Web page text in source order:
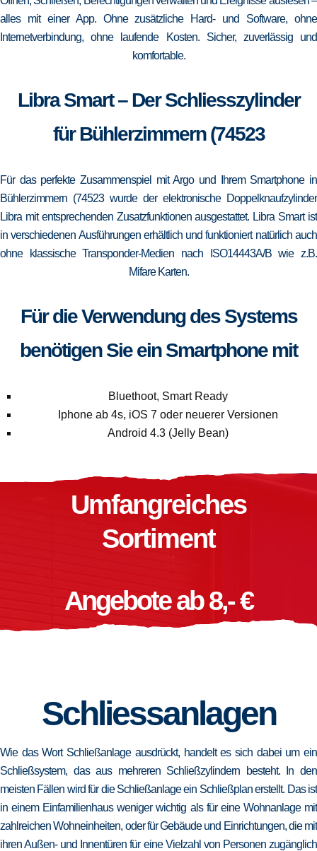
alles mit einer App. Ohne zusätzliche Hard- und Software, ohne
Internetverbindung, ohne laufende Kosten. Sicher, zuverlässig und
komfortable.
Libra Smart – Der Schliesszylinder
für Bühlerzimmern (74523
Für das perfekte Zusammenspiel mit Argo und Ihrem Smartphone in
Bühlerzimmern (74523 wurde der elektronische Doppelknaufzylinder
Libra mit entsprechenden Zusatzfunktionen ausgestattet. Libra Smart ist
in verschiedenen Ausführungen erhältlich und funktioniert natürlich auch
ohne klassische Transponder-Medien nach ISO14443A/B wie z.B.
Mifare Karten.
Für die Verwendung des Systems
benötigen Sie ein Smartphone mit
Bluethoot, Smart Ready
Iphone ab 4s, iOS 7 oder neuerer Versionen
Android 4.3 (Jelly Bean)
Umfangreiches
Sortiment
Angebote ab 8,- €
Schliessanlagen
Wie das Wort Schließanlage ausdrückt, handelt es sich dabei um ein
Schließsystem, das aus mehreren Schließzylindern besteht. In den
meisten Fällen wird für die Schließanlage ein Schließplan erstellt. Das ist
in einem Einfamilienhaus weniger wichtig als für eine Wohnanlage mit
zahlreichen Wohneinheiten, oder für Gebäude und Einrichtungen, die mit
ihren Außen- und Innentüren für eine Vielzahl von Personen zugänglich